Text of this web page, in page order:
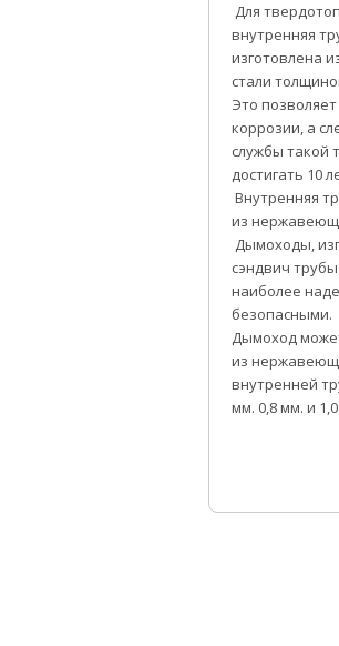
Для
внутренняя
изготовлена
стали
Это
коррозии, а
службы такой
достигать 10
Внутренняя
из
Дымоходы,
сэндвич
наиболее
безопасными.
Дымоход
из
внутренней
мм. 0,8 мм. и